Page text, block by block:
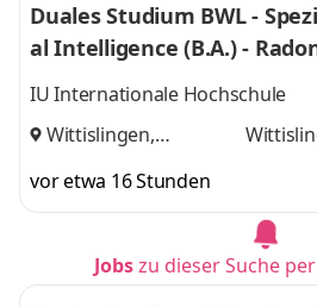
Duales Studium BWL -
al Intelligence (B.A.) -
IU Internationale Hochschule
Wittislingen,
vor etwa 16 Stunden
Jobszu dieser Suche